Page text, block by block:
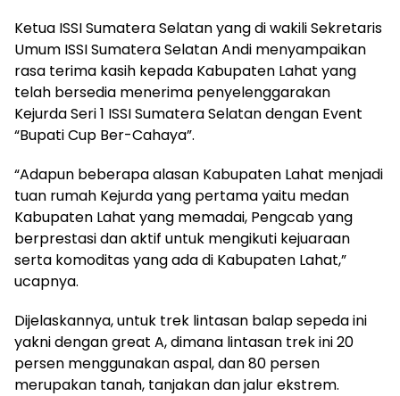
Ketua ISSI Sumatera Selatan yang di wakili Sekretaris
Umum ISSI Sumatera Selatan Andi menyampaikan
rasa terima kasih kepada Kabupaten Lahat yang
telah bersedia menerima penyelenggarakan
Kejurda Seri 1 ISSI Sumatera Selatan dengan Event
“Bupati Cup Ber-Cahaya”.
“Adapun beberapa alasan Kabupaten Lahat menjadi
tuan rumah Kejurda yang pertama yaitu medan
Kabupaten Lahat yang memadai, Pengcab yang
berprestasi dan aktif untuk mengikuti kejuaraan
serta komoditas yang ada di Kabupaten Lahat,”
ucapnya.
Dijelaskannya, untuk trek lintasan balap sepeda ini
yakni dengan great A, dimana lintasan trek ini 20
persen menggunakan aspal, dan 80 persen
merupakan tanah, tanjakan dan jalur ekstrem.